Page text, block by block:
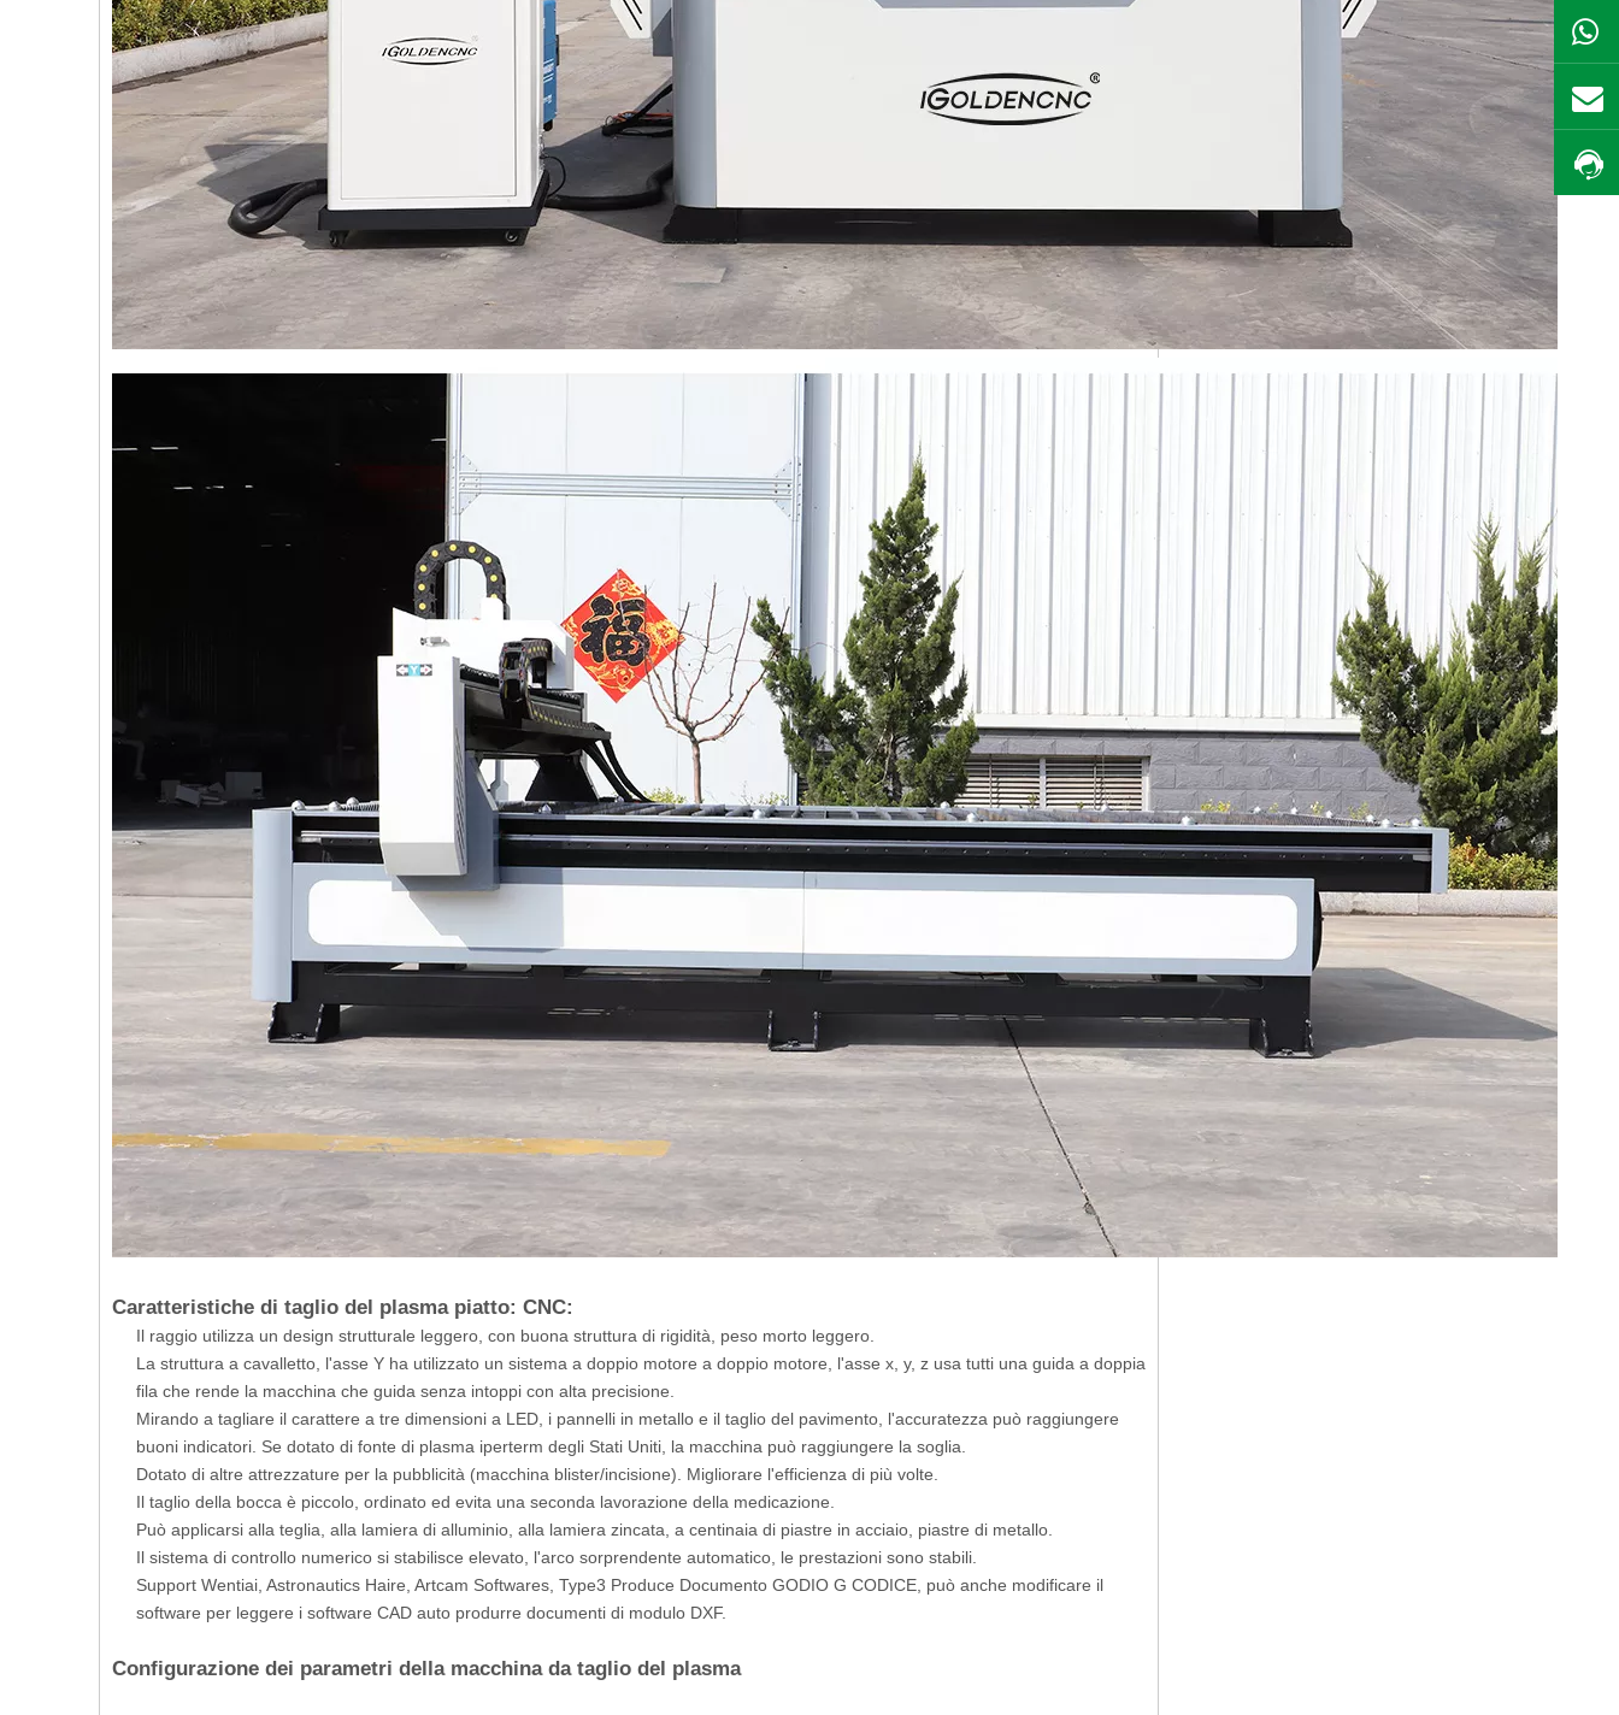
Caratteristiche di taglio del plasma piatto: CNC:
Il raggio utilizza un design strutturale leggero, con buona struttura di rigidità, peso morto leggero.
La struttura a cavalletto, l'asse Y ha utilizzato un sistema a doppio motore a doppio motore, l'asse x, y, z usa tutti una guida a doppia
fila che rende la macchina che guida senza intoppi con alta precisione.
Mirando a tagliare il carattere a tre dimensioni a LED, i pannelli in metallo e il taglio del pavimento, l'accuratezza può raggiungere
buoni indicatori. Se dotato di fonte di plasma iperterm degli Stati Uniti, la macchina può raggiungere la soglia.
Dotato di altre attrezzature per la pubblicità (macchina blister/incisione). Migliorare l'efficienza di più volte.
Il taglio della bocca è piccolo, ordinato ed evita una seconda lavorazione della medicazione.
Può applicarsi alla teglia, alla lamiera di alluminio, alla lamiera zincata, a centinaia di piastre in acciaio, piastre di metallo.
Il sistema di controllo numerico si stabilisce elevato, l'arco sorprendente automatico, le prestazioni sono stabili.
Support Wentiai, Astronautics Haire, Artcam Softwares, Type3 Produce Documento GODIO G CODICE, può anche modificare il
software per leggere i software CAD auto produrre documenti di modulo DXF.
Configurazione dei parametri della macchina da taglio del plasma